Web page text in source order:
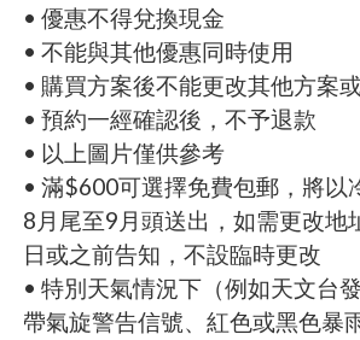
• 優惠不得兌換現金
• 不能與其他優惠同時使用
• 購買方案後不能更改其他方案
• 預約一經確認後，不予退款
• 以上圖片僅供參考
• 滿$600可選擇免費包郵，將以
8月尾至9月頭送出，如需更改地
日或之前告知，不設臨時更改
• 特別天氣情況下（例如天文台
帶氣旋警告信號、紅色或黑色暴